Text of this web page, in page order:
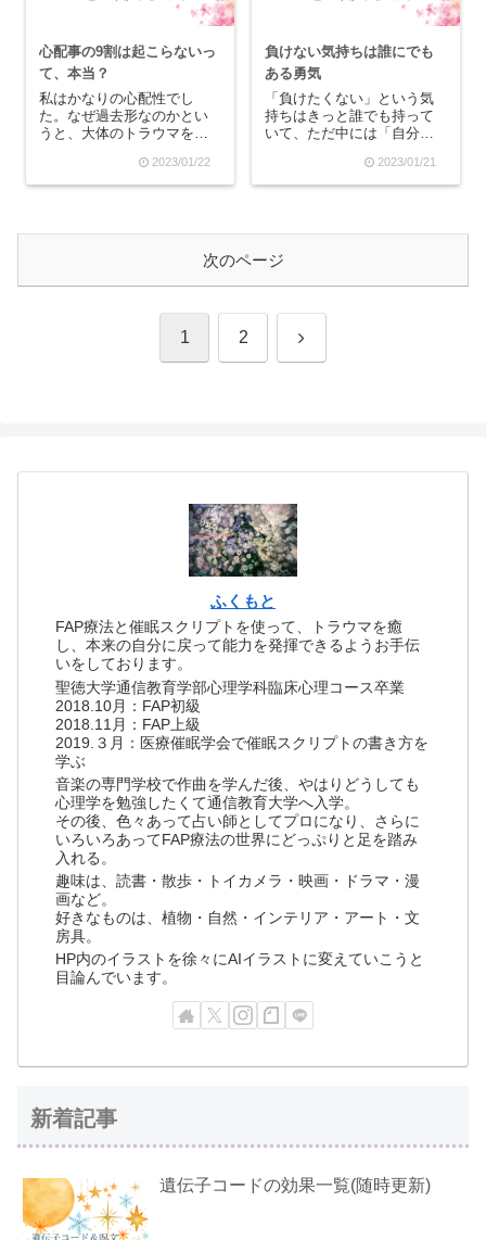
心配事の9割は起こらないっ
て、本当？
私はかなりの心配性でし
た。なぜ過去形なのかとい
うと、大体のトラウマを取
クの頻度がかなり少なくな
っていったので、人生で
は、どんな時に心配してい
たのかというと、「自分が
2023/01/22
負けない気持ちは誰にでも
ある勇気
「負けたくない」という気
持ちはきっと誰でも持って
いて、ただ中には「自分が
を持たせたい」という気持
ちもあるのかもしれませ
せんが、それでも時には誰
かと勝負をして、何かを勝
ち...
2023/01/21
次のページ
1 2 次
ふくもと
FAP療法と催眠スクリプトを使って、トラウマを癒
し、本来の自分に戻って能力を発揮できるようお手伝
いをしております。
聖徳大学通信教育学部心理学科臨床心理コース卒業
2018.10月：FAP初級
2018.11月：FAP上級
2019.３月：医療催眠学会で催眠スクリプトの書き方を
学ぶ
音楽の専門学校で作曲を学んだ後、やはりどうしても
心理学を勉強したくて通信教育大学へ入学。
その後、色々あって占い師としてプロになり、さらに
いろいろあってFAP療法の世界にどっぷりと足を踏み
入れる。
趣味は、読書・散歩・トイカメラ・映画・ドラマ・漫
画など。
好きなものは、植物・自然・インテリア・アート・文
房具。
HP内のイラストを徐々にAIイラストに変えていこうと
目論んでいます。
新着記事
遺伝子コードの効果一覧(随時更新)